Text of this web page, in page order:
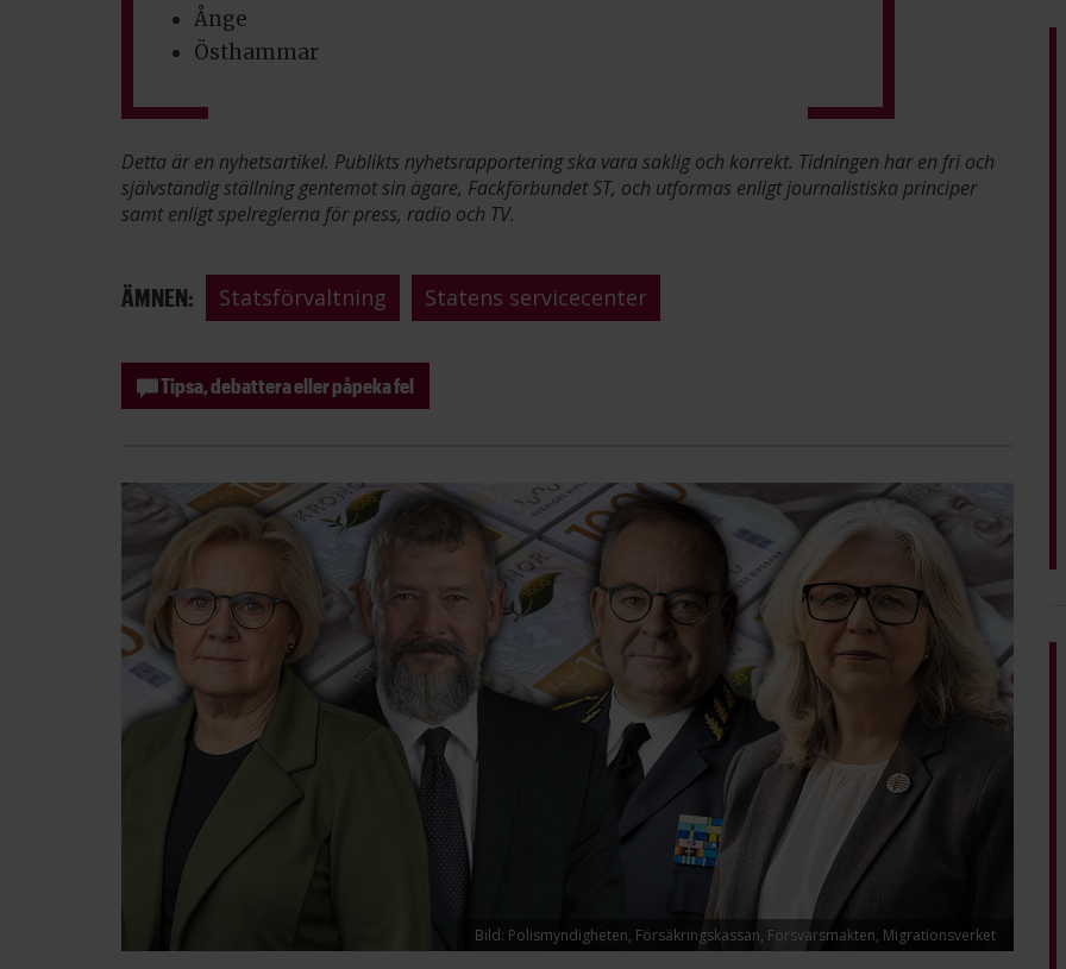
Ånge
Östhammar
Detta är en nyhetsartikel. Publikts nyhetsrapportering ska vara saklig och korrekt. Tidningen har en fri och
självständig ställning gentemot sin ägare, Fackförbundet ST, och utformas enligt journalistiska principer
samt enligt spelreglerna för press, radio och TV.
ÄMNEN: Statsförvaltning Statens servicecenter
Tipsa, debattera eller påpeka fel
Bild: Polismyndigheten, Försäkringskassan, Försvarsmakten, Migrationsverket